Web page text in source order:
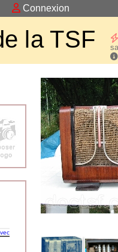
Connexion
la TSF